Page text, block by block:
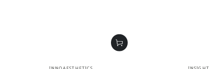
Бренд: